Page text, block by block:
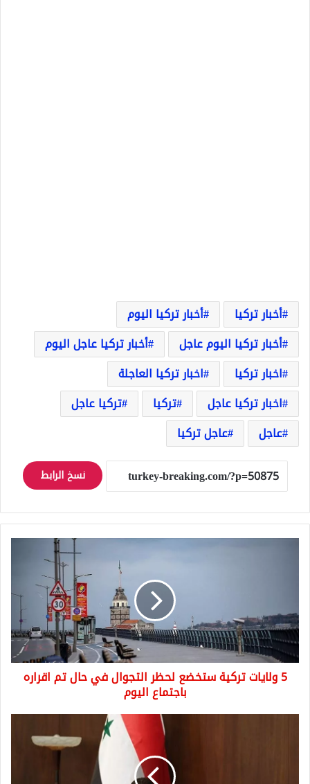
أخبار تركيا
أخبار تركيا اليوم
أخبار تركيا اليوم عاجل
أخبار تركيا عاجل اليوم
اخبار تركيا
اخبار تركيا العاجلة
اخبار تركيا عاجل
تركيا
تركيا عاجل
عاجل
عاجل تركيا
نسخ الرابط
التجوال
في
حال
تم
اقراره 5 ولايات تركية ستخضع لحظر التجوال في حال تم اقراره
باجتماع اليوم